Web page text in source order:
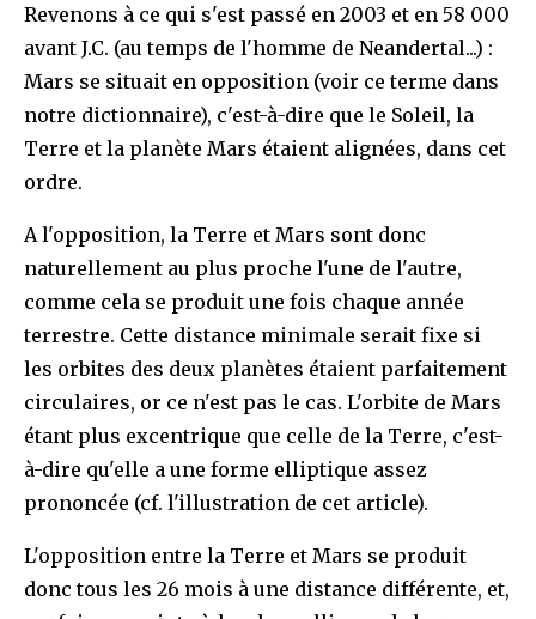
Revenons à ce qui s'est passé en 2003 et en 58 000
avant J.C. (au temps de l'homme de Neandertal...) :
Mars se situait en opposition (voir ce terme dans
notre dictionnaire), c'est-à-dire que le Soleil, la
Terre et la planète Mars étaient alignées, dans cet
ordre.
A l'opposition, la Terre et Mars sont donc
naturellement au plus proche l'une de l'autre,
comme cela se produit une fois chaque année
terrestre. Cette distance minimale serait fixe si
les orbites des deux planètes étaient parfaitement
circulaires, or ce n'est pas le cas. L'orbite de Mars
étant plus excentrique que celle de la Terre, c'est-
à-dire qu'elle a une forme elliptique assez
prononcée (cf. l'illustration de cet article).
L'opposition entre la Terre et Mars se produit
donc tous les 26 mois à une distance différente, et,